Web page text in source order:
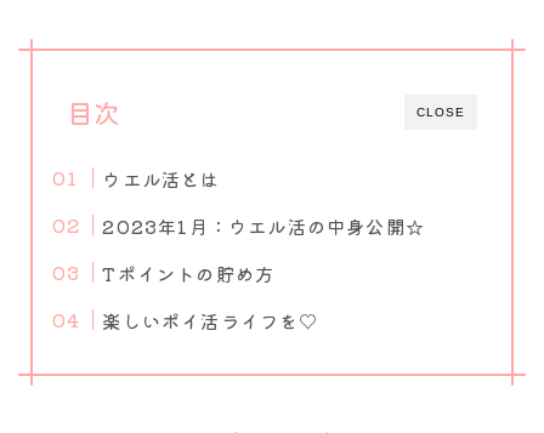
CLOSE
目次
ウエル活とは
2023年1月：ウエル活の中身公開☆
Tポイントの貯め方
楽しいポイ活ライフを♡